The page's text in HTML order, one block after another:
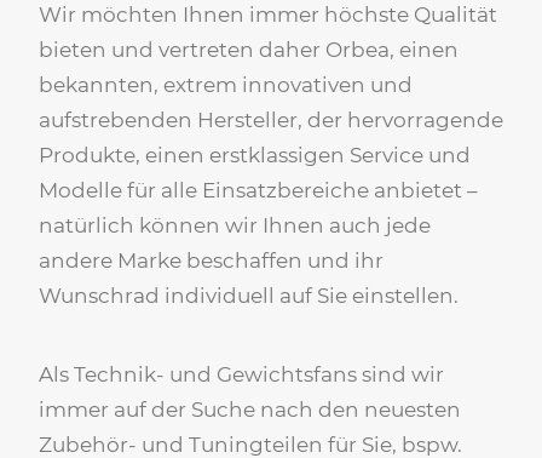
Wir möchten Ihnen immer höchste Qualität
bieten und vertreten daher Orbea, einen
bekannten, extrem innovativen und
aufstrebenden Hersteller, der hervorragende
Produkte, einen erstklassigen Service und
Modelle für alle Einsatzbereiche anbietet –
natürlich können wir Ihnen auch jede
andere Marke beschaffen und ihr
Wunschrad individuell auf Sie einstellen.
Als Technik- und Gewichtsfans sind wir
immer auf der Suche nach den neuesten
Zubehör- und Tuningteilen für Sie, bspw.